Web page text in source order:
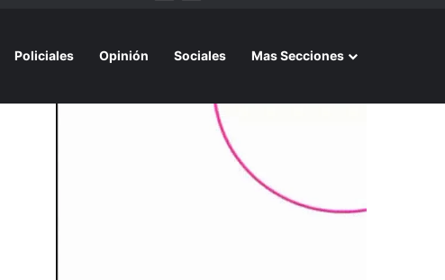
Policiales Opinión Sociales Mas Secciones